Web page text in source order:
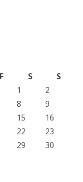
F S
S
1
2
8
9
15
16
22
23
29
30